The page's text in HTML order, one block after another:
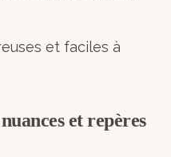
et faciles à
et repères